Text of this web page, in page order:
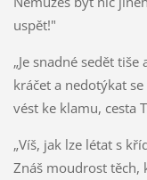
uspět!"
„Je snadné sedět
kráčet a nedotýkat
vést ke klamu, cesta
„Víš, jak lze létat s
Znáš moudrost těch,